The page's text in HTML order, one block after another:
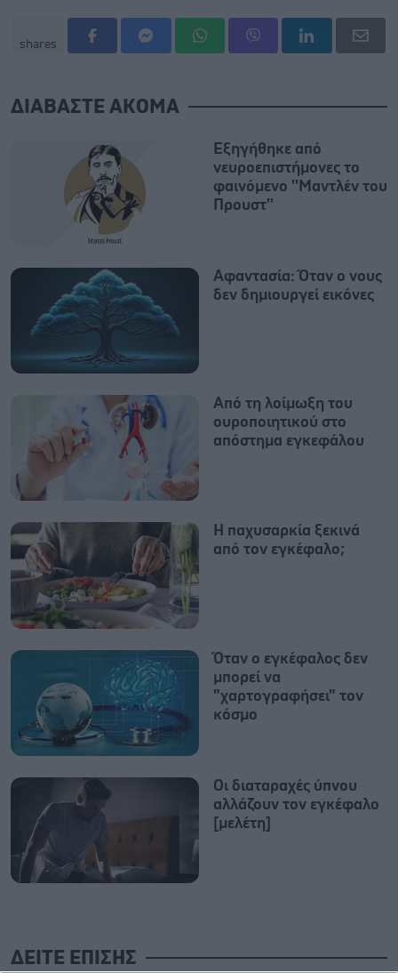
shares
ΔΙΑΒΑΣΤΕ ΑΚΟΜΑ
Εξηγήθηκε από
νευροεπιστήμονες το
φαινόμενο ''Μαντλέν του
Προυστ''
Αφαντασία: Όταν ο νους
δεν δημιουργεί εικόνες
Από τη λοίμωξη του
ουροποιητικού στο
απόστημα εγκεφάλου
Η παχυσαρκία ξεκινά
από τον εγκέφαλο;
Όταν ο εγκέφαλος δεν
μπορεί να
"χαρτογραφήσει" τον
κόσμο
Οι διαταραχές ύπνου
αλλάζουν τον εγκέφαλο
[μελέτη]
ΔΕΙΤΕ ΕΠΙΣΗΣ